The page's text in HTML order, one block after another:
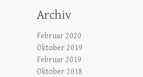
Archiv
Februar 2020
Oktober 2019
Februar 2019
Oktober 2018